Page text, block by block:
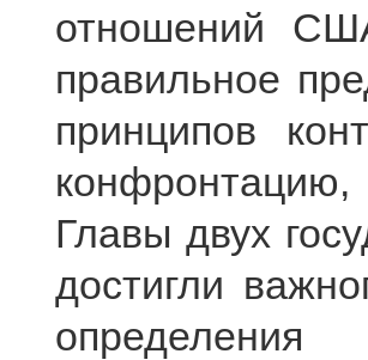
отношений
правильное
принципов
Главы двух
достигли
определения